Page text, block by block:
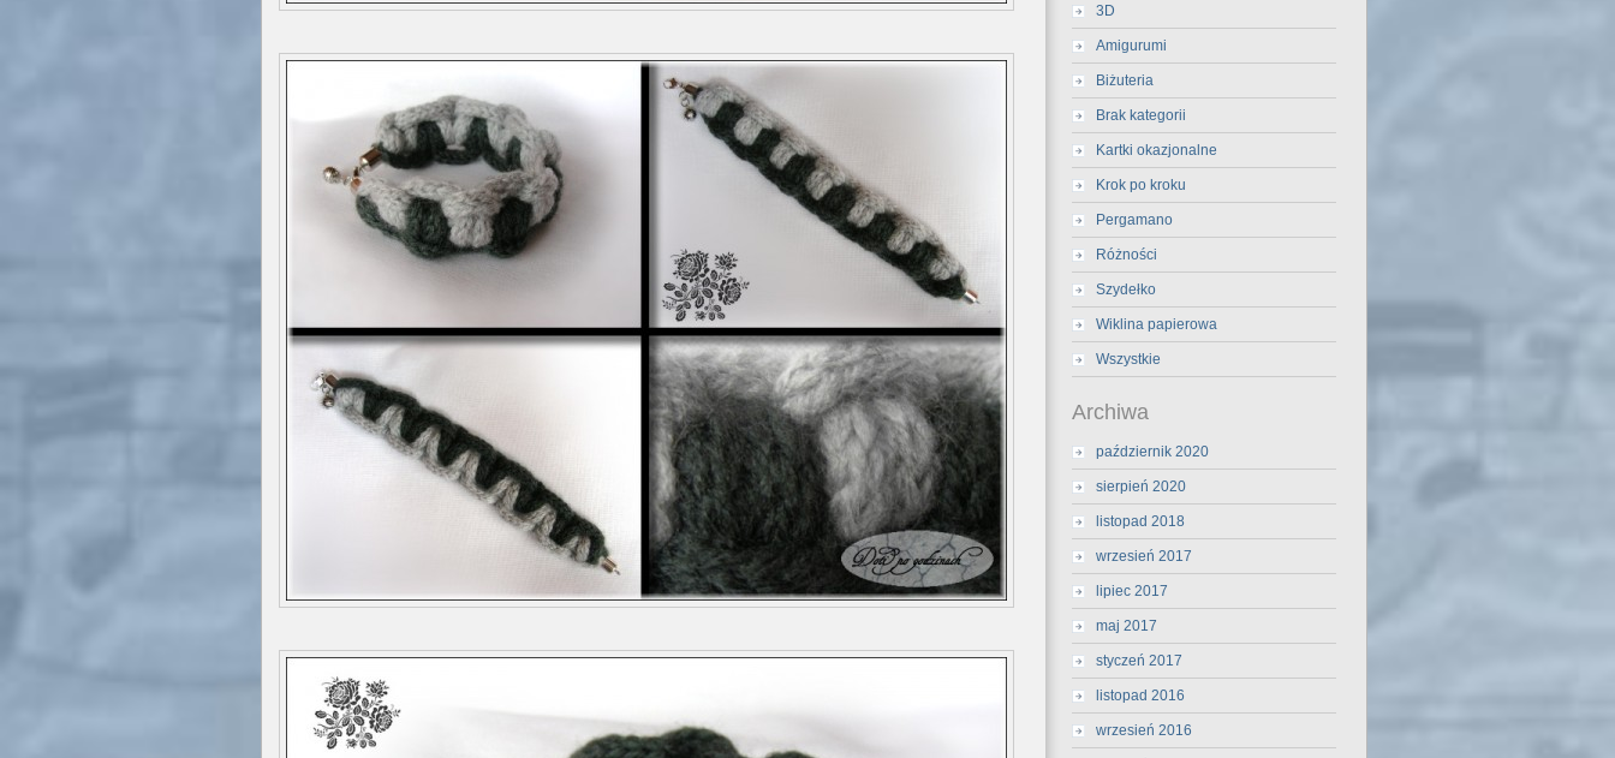
3D
Amigurumi
Biżuteria
Brak kategorii
Kartki okazjonalne
Krok po kroku
Pergamano
Różności
Szydełko
Wiklina papierowa
Wszystkie
Archiwa
październik 2020
sierpień 2020
listopad 2018
wrzesień 2017
lipiec 2017
maj 2017
styczeń 2017
listopad 2016
wrzesień 2016